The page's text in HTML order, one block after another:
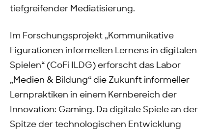
tiefgreifender Mediatisierung.
Im Forschungsprojekt „Kommunikative
Figurationen informellen Lernens in digitalen
Spielen“ (CoFi ILDG) erforscht das Labor
„Medien & Bildung“ die Zukunft informeller
Lernpraktiken in einem Kernbereich der
Innovation: Gaming. Da digitale Spiele an der
Spitze der technologischen Entwicklung